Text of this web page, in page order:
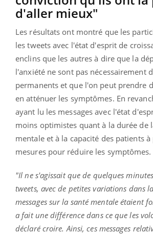
d'aller mieux"
Les résultats ont montré que les
les tweets avec l'état d'esprit de
enclins que les autres à dire que la
l'anxiété ne sont pas nécessairement
permanents et que l'on peut prendre
en atténuer les symptômes. En
ayant lu les messages avec l'état
moins optimistes quant à la durée de
mentale et à la capacité des patients
mesures pour réduire les symptômes.
"Il ne s'agissait que de quelques
tweets, avec de petites variations dans
messages sur la santé mentale étaient
a fait une différence dans ce que les
déclaré croire. Ainsi, ces messages